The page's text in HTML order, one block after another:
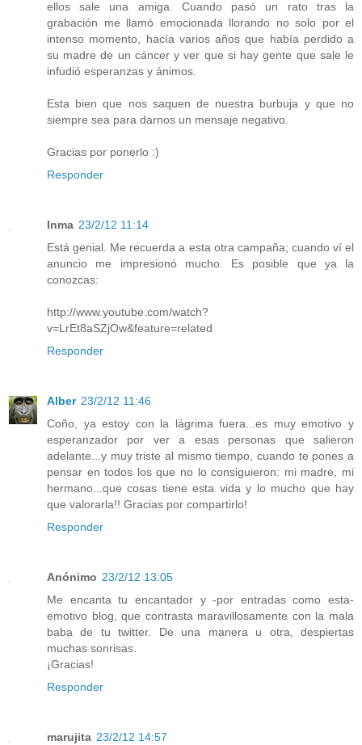
ellos sale una amiga. Cuando pasó un rato tras la
grabación me llamó emocionada llorando no solo por el
intenso momento, hacía varios años que había perdido a
su madre de un cáncer y ver que si hay gente que sale le
infudió esperanzas y ánimos.
Esta bien que nos saquen de nuestra burbuja y que no
siempre sea para darnos un mensaje negativo.
Gracias por ponerlo :)
Responder
Inma 23/2/12 11:14
Está genial. Me recuerda a esta otra campaña; cuando ví el
anuncio me impresionó mucho. Es posible que ya la
conozcas:
http://www.youtube.com/watch?
v=LrEt8aSZjOw&feature=related
Responder
Alber 23/2/12 11:46
Coño, ya estoy con la lágrima fuera...es muy emotivo y
esperanzador por ver a esas personas que salieron
adelante...y muy triste al mismo tiempo, cuando te pones a
pensar en todos los que no lo consiguieron: mi madre, mi
hermano...que cosas tiene esta vida y lo mucho que hay
que valorarla!! Gracias por compartirlo!
Responder
Anónimo 23/2/12 13:05
Me encanta tu encantador y -por entradas como esta-
emotivo blog, que contrasta maravillosamente con la mala
baba de tu twitter. De una manera u otra, despiertas
muchas sonrisas.
¡Gracias!
Responder
marujita 23/2/12 14:57